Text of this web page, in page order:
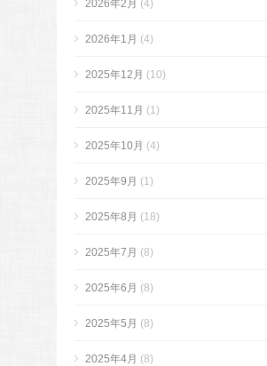
2026年2月 (4)
2026年1月 (4)
2025年12月 (10)
2025年11月 (1)
2025年10月 (4)
2025年9月 (1)
2025年8月 (18)
2025年7月 (8)
2025年6月 (8)
2025年5月 (8)
2025年4月 (8)